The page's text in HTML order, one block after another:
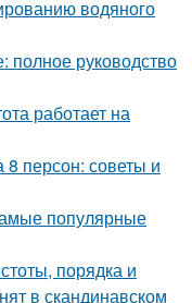
водяного
руководство
работает на
персон: советы и
популярные
порядка и
в скандинавском